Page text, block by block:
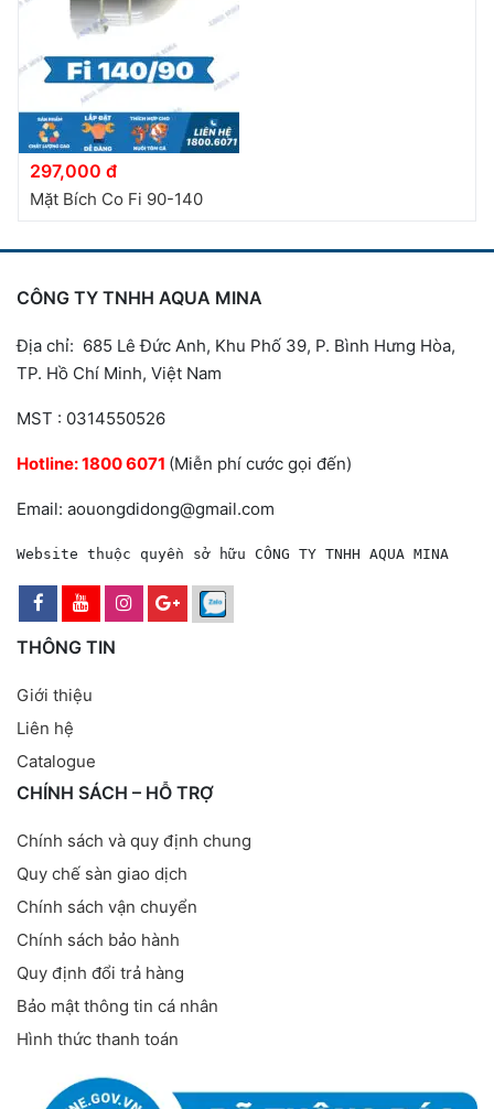
297,000 đ
Mặt Bích Co Fi 90-140
CÔNG TY TNHH AQUA MINA
Địa chỉ: 685 Lê Đức Anh, Khu Phố 39, P. Bình Hưng Hòa,
TP. Hồ Chí Minh, Việt Nam
MST : 0314550526
Hotline:1800 6071 (Miễn phí cước gọi đến)
Email: aouongdidong@gmail.com
Website thuộc quyền sở hữu CÔNG TY TNHH AQUA MINA
THÔNG TIN
Giới thiệu
Liên hệ
Catalogue
CHÍNH SÁCH – HỖ TRỢ
Chính sách và quy định chung
Quy chế sàn giao dịch
Chính sách vận chuyển
Chính sách bảo hành
Quy định đổi trả hàng
Bảo mật thông tin cá nhân
Hình thức thanh toán